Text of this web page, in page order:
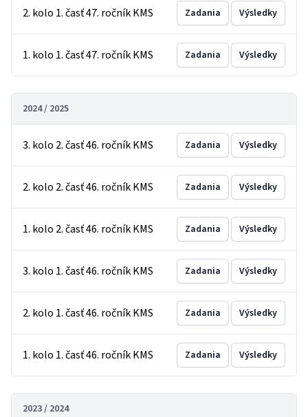
2. kolo 1. časť 47. ročník KMS Zadania Výsledky
1. kolo 1. časť 47. ročník KMS Zadania Výsledky
2024 / 2025
3. kolo 2. časť 46. ročník KMS Zadania Výsledky
2. kolo 2. časť 46. ročník KMS Zadania Výsledky
1. kolo 2. časť 46. ročník KMS Zadania Výsledky
3. kolo 1. časť 46. ročník KMS Zadania Výsledky
2. kolo 1. časť 46. ročník KMS Zadania Výsledky
1. kolo 1. časť 46. ročník KMS Zadania Výsledky
2023 / 2024